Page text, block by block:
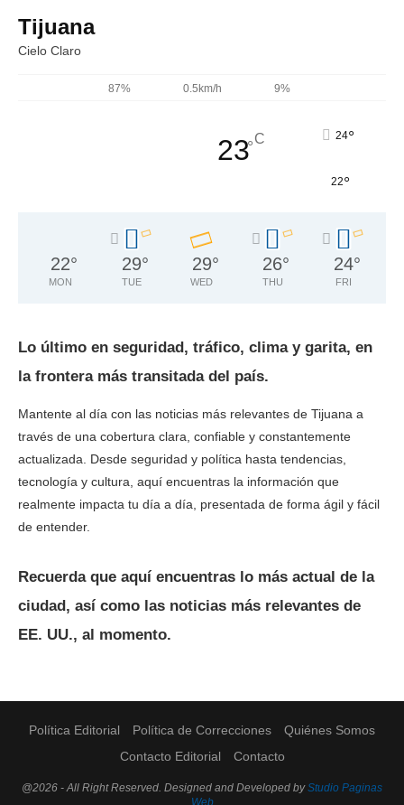
Tijuana
Cielo Claro
87% 0.5km/h 9%
23°C 24°
22°
22°
MON
29°
TUE
29°
WED
26°
THU
24°
FRI
Lo último en seguridad, tráfico, clima y garita, en
la frontera más transitada del país.
Mantente al día con las noticias más relevantes de Tijuana a
través de una cobertura clara, confiable y constantemente
actualizada. Desde seguridad y política hasta tendencias,
tecnología y cultura, aquí encuentras la información que
realmente impacta tu día a día, presentada de forma ágil y fácil
de entender.
Recuerda que aquí encuentras lo más actual de la
ciudad, así como las noticias más relevantes de
EE. UU., al momento.
Política Editorial Política de Correcciones
Quiénes Somos
Contacto Editorial
Contacto
@2026 - All Right Reserved. Designed and Developed byStudio Paginas
Web